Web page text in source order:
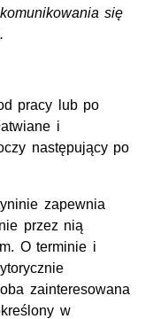
się
pracy lub po
i
następujący po
zapewnia
przez nią
O terminie i
zainteresowana
w